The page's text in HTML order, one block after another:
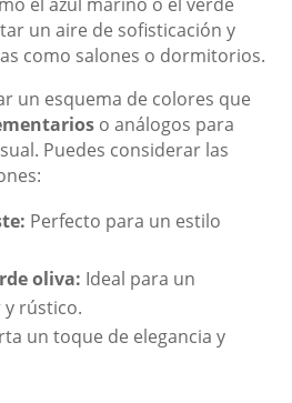
un aire de sofisticación y
como salones o dormitorios.
un esquema de colores que
o análogos para
Puedes considerar las
Perfecto para un estilo
oliva: Ideal para un
rústico.
un toque de elegancia y